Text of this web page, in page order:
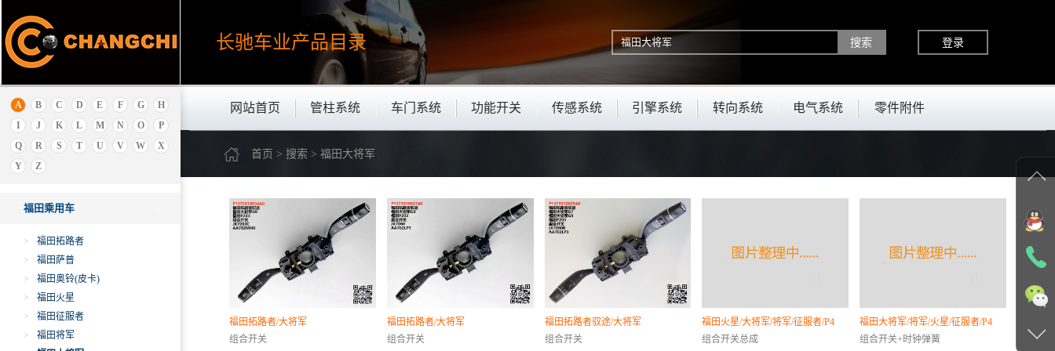
长驰车业产品目录 登录
网站首页 管柱系统 车门系统 功能开关 传感系统 引擎系统 转向系统 电气系统 零件附件
A B C D E F G
H
I
J K L M N O
P
Q
R S T U V W
X
Y
Z
F
丰田
飞碟
福特
福迪
丰田雷克萨斯
福田卡车
福田乘用车
>
福田拓路者
>
福田萨普
>
福田奥铃(皮卡)
>
福田火星
>
福田征服者
>
福田将军
首页 > 搜索 > 福田大将军
福田拓路者/大将军
组合开关
福田拓路者/大将军
组合开关
福田拓路者驭途/大将军
组合开关
福田火星/大将军/将军/征服者/P4
组合开关总成
福田大将军/将军/火星/征服者/P4
组合开关+时钟弹簧